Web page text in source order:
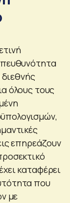
διεθνής
όλους τους
επηρεάζουν
καταφέρει
που
με